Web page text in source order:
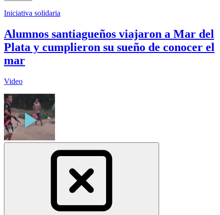
Iniciativa solidaria
Alumnos santiagueños viajaron a Mar del
Plata y cumplieron su sueño de conocer el
mar
Video